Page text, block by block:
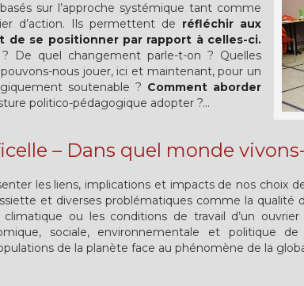
sur l’approche systémique tant comme
d’action. Ils permettent de réfléchir aux
de se positionner par rapport à celles-ci.
De quel changement parle-t-on ? Quelles
nous jouer, ici et maintenant, pour un
soutenable ? Comment aborder
politico-pédagogique adopter ?...
– Dans quel monde
les liens, implications et impacts de nos choix
et diverses problématiques comme la qualité
ou les conditions de travail d’un
sociale, environnementale et politique
de la planète face au phénomène de la